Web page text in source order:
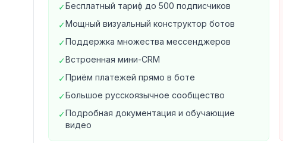
Отложенная отправка по расписанию
Персонализация с переменными
Медиа, кнопки и карусели в сообщениях
3. Автоворонки продаж
Многошаговые сценарии взаимодействия
Таймеры и задержки между сообщениями
A/B тестирование сценариев
Приём платежей прямо в боте
✓Бесплатный тариф до 500 подписчиков
✓Мощный визуальный конструктор ботов
✓Поддержка множества мессенджеров
✓Встроенная мини-CRM
✓Приём платежей прямо в боте
✓Большое русскоязычное сообщество
✓Подробная документация и обучающие
видео